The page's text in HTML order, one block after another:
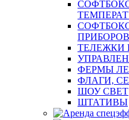
ПРИБОРОВ
ТЕЛЕЖКИ
ФЕРМЫ
ФЛАГИ,
ШОУ СВЕТ
ШТАТИВЫ